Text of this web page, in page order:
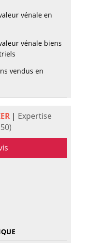
vénale en
vénale biens
vendus en
| Expertise